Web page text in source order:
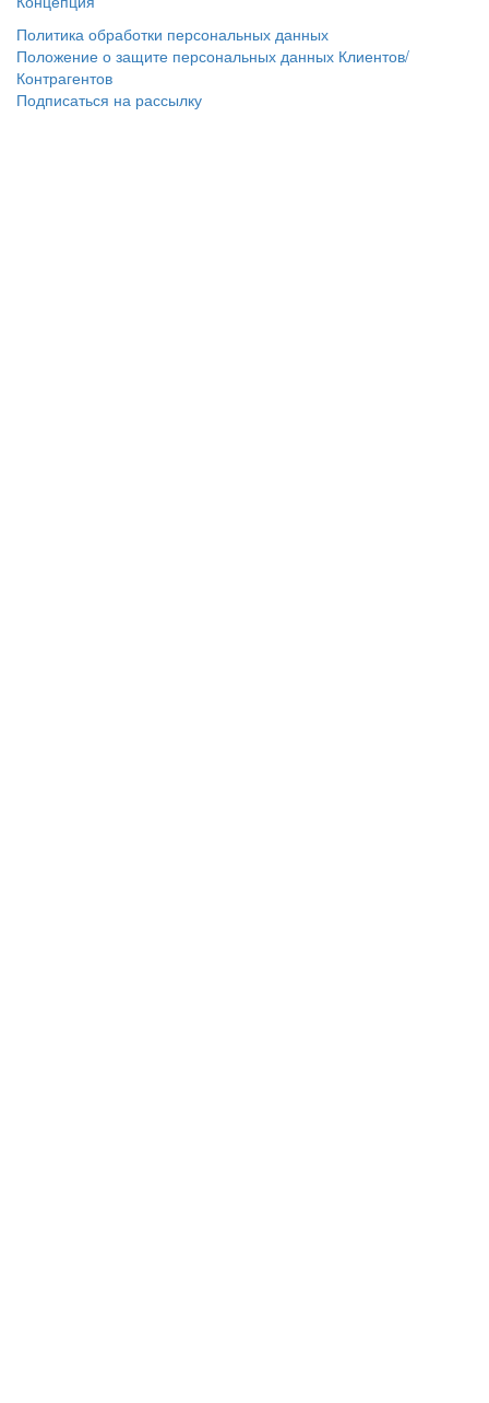
Политика обработки персональных данных
Положение о защите персональных данных Клиентов/
Контрагентов
Подписаться на рассылку